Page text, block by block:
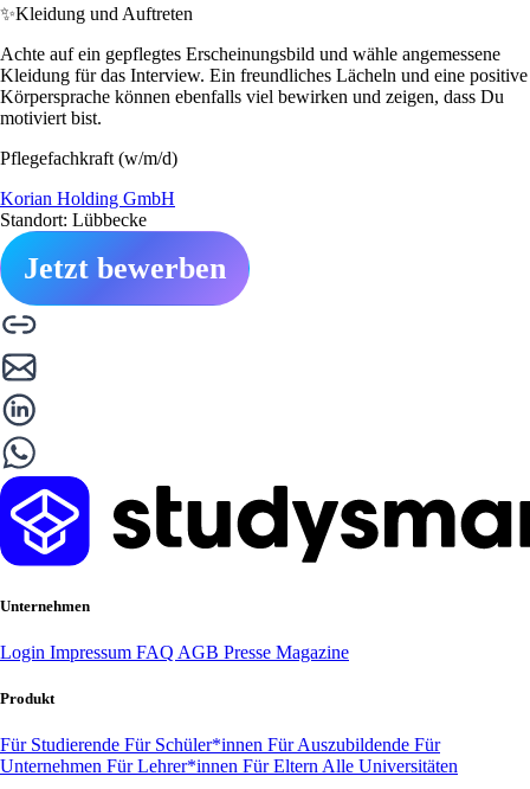
✨Kleidung und Auftreten
Achte auf ein gepflegtes Erscheinungsbild und wähle angemessene
Kleidung für das Interview. Ein freundliches Lächeln und eine positive
Körpersprache können ebenfalls viel bewirken und zeigen, dass Du
motiviert bist.
Pflegefachkraft (w/m/d)
Korian Holding GmbH
Standort: Lübbecke
Jetzt bewerben
Unternehmen
Login Impressum FAQ AGB Presse Magazine
Produkt
Für Studierende Für Schüler*innen Für Auszubildende Für
Unternehmen Für Lehrer*innen Für Eltern Alle Universitäten